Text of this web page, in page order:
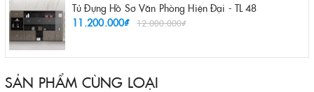
Tủ Đựng Hồ Sơ Văn Phòng Hiện Đại - TL 48
11.200.000₫
12.000.000₫
SẢN PHẨM CÙNG LOẠI